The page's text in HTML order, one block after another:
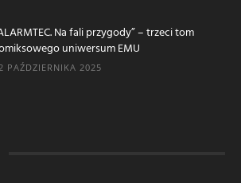
Na fali przygody” – trzeci tom
uniwersum EMU
PAŹDZIERNIKA 2025